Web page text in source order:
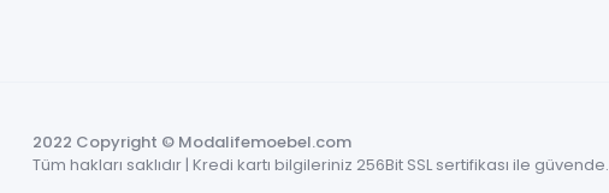
2022 Copyright © Modalifemoebel.com
Tüm hakları saklıdır | Kredi kartı bilgileriniz 256Bit SSL sertifikası ile güvende.